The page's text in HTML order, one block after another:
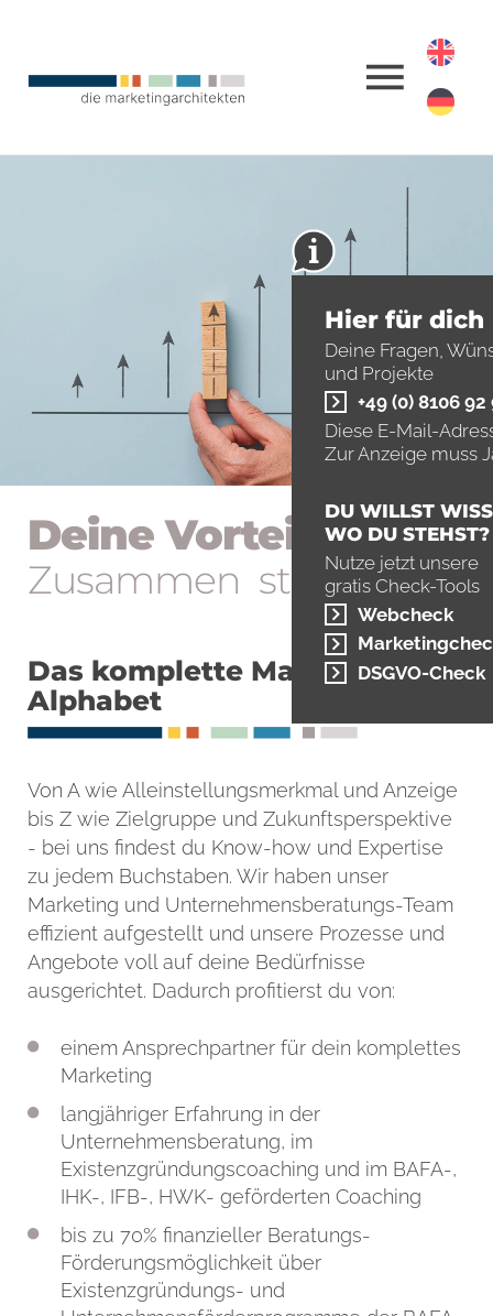
Deine Vorteile
Zu­sammen stark
Das komplette Marketing-
Alphabet
Von A wie Alleinstellungsmerkmal und Anzeige
bis Z wie Zielgruppe und Zukunftsperspektive
- bei uns findest du Know-how und Expertise
zu jedem Buchstaben. Wir haben unser
Marketing und Unternehmensberatungs-Team
effizient aufgestellt und unsere Prozesse und
Angebote voll auf deine Bedürfnisse
ausgerichtet. Dadurch profitierst du von:
einem Ansprechpartner für dein komplettes
Marketing
langjähriger Erfahrung in der
Unternehmensberatung, im
Existenzgründungscoaching und im BAFA-,
IHK-, IFB-, HWK- geförderten Coaching
bis zu 70% finanzieller Beratungs-
Förderungsmöglichkeit über
Existenzgründungs- und
Hier für dich
Deine Fragen,
und Projekte
+49 (0) 8106 92
Diese E-Mail-
Zur Anzeige muss
DU WILLST
WO DU STEHST?
Nutze jetzt unsere
gratis Check-Tools
Webcheck
DSGVO-Check